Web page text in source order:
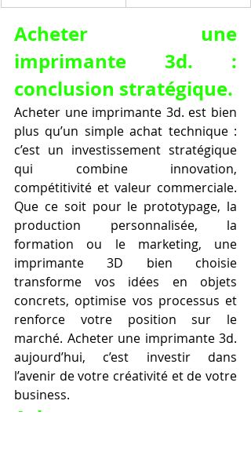
Acheter une
imprimante 3d. :
conclusion stratégique.
Acheter une imprimante 3d. est bien
plus qu’un simple achat technique :
c’est un investissement stratégique
qui combine innovation,
compétitivité et valeur commerciale.
Que ce soit pour le prototypage, la
production personnalisée, la
formation ou le marketing, une
imprimante 3D bien choisie
transforme vos idées en objets
concrets, optimise vos processus et
renforce votre position sur le
marché. Acheter une imprimante 3d.
aujourd’hui, c’est investir dans
l’avenir de votre créativité et de votre
business.
Acheter une